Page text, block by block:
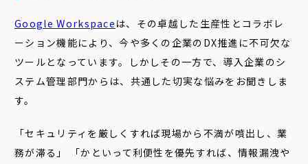
Google Workspace は、その卓越した生産性とコラボレ
ーション機能により、今や多くの企業のDX推進に不可欠な
ツールとなっています。しかしその一方で、導入企業のシ
ステム管理部門からは、共通した切実な悩みをお聞きしま
す。
「セキュリティを厳しくすれば現場から不満が噴出し、業
務が滞る」 「かといって利便性を優先すれば、情報漏洩や